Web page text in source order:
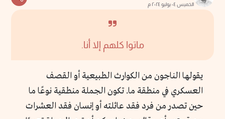
الخميس ٠٤ يوليو ٢٠٢٤ م
ماتوا كلهم إلا أنا.
يقولها الناجون من الكوارث الطبيعية أو القصف
العسكري في منطقة ما. تكون الجملة منطقية نوعًا ما
حين تصدر من فرد فقد عائلته أو إنسان فقد العشرات